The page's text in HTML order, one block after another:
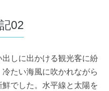
02
しに出かける観光客に紛
たい海風に吹かれながら
でした。水平線と太陽を